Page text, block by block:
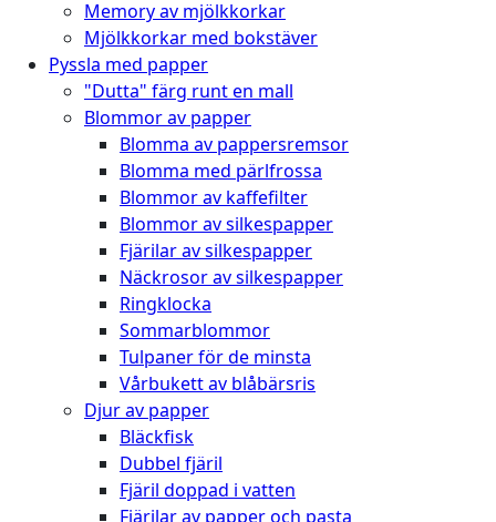
Memory av mjölkkorkar
Mjölkkorkar med bokstäver
Pyssla med papper
"Dutta" färg runt en mall
Blommor av papper
Blomma av pappersremsor
Blomma med pärlfrossa
Blommor av kaffefilter
Blommor av silkespapper
Fjärilar av silkespapper
Näckrosor av silkespapper
Ringklocka
Sommarblommor
Tulpaner för de minsta
Vårbukett av blåbärsris
Djur av papper
Bläckfisk
Dubbel fjäril
Fjäril doppad i vatten
Fjärilar av papper och pasta